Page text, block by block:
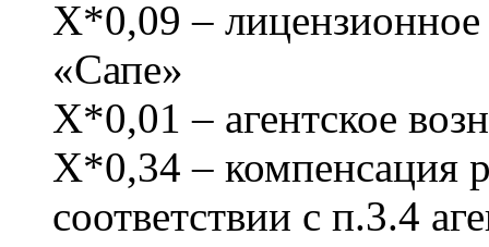
Х*0,09 –
«Сапе»
Х*0,01 – агентское
Х*0,34 – компенсация
соответствии с п.3.4